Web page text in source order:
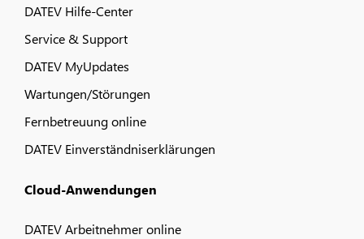
DATEV Hilfe-Center
Service & Support
DATEV MyUpdates
Wartungen/Störungen
Fernbetreuung online
DATEV Einverständniserklärungen
Cloud-Anwendungen
DATEV Arbeitnehmer online